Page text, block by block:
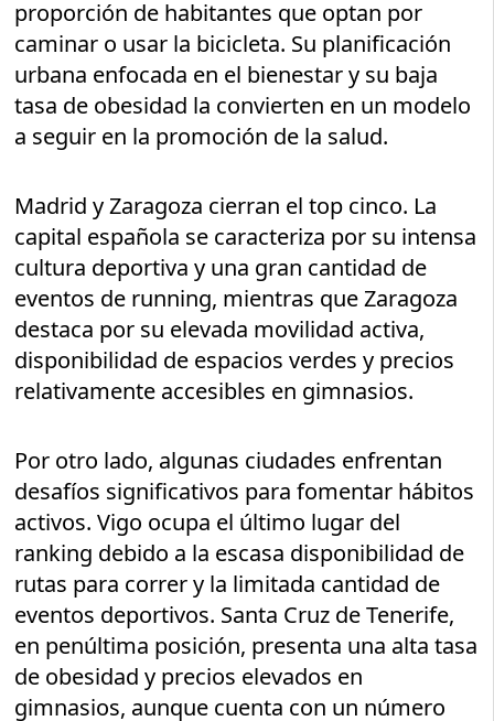
proporción de habitantes que optan por
caminar o usar la bicicleta. Su planificación
urbana enfocada en el bienestar y su baja
tasa de obesidad la convierten en un modelo
a seguir en la promoción de la salud.
Madrid y Zaragoza cierran el top cinco. La
capital española se caracteriza por su intensa
cultura deportiva y una gran cantidad de
eventos de running, mientras que Zaragoza
destaca por su elevada movilidad activa,
disponibilidad de espacios verdes y precios
relativamente accesibles en gimnasios.
Por otro lado, algunas ciudades enfrentan
desafíos significativos para fomentar hábitos
activos. Vigo ocupa el último lugar del
ranking debido a la escasa disponibilidad de
rutas para correr y la limitada cantidad de
eventos deportivos. Santa Cruz de Tenerife,
en penúltima posición, presenta una alta tasa
de obesidad y precios elevados en
gimnasios, aunque cuenta con un número